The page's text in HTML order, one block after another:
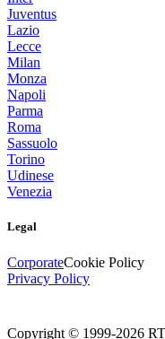
Juventus
Lazio
Lecce
Milan
Monza
Napoli
Parma
Roma
Sassuolo
Torino
Udinese
Venezia
Legal
CorporateCookie Policy
Privacy Policy
Copyright © 1999-2026